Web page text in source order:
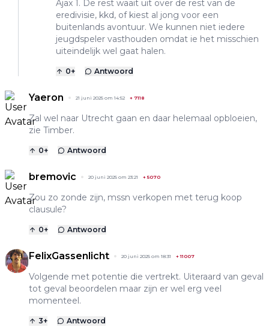
Ajax 1. De rest waait uit over de rest van de
eredivisie, kkd, of kiest al jong voor een
buitenlands avontuur. We kunnen niet iedere
jeugdspeler vasthouden omdat ie het misschien
uiteindelijk wel gaat halen.
0+ Antwoord
Yaeron 21 juni 2025 om 14:52 + 7118
Zal wel naar Utrecht gaan en daar helemaal opbloeien,
zie Timber.
0+ Antwoord
bremovic 20 juni 2025 om 23:21 +5070
Zou zo zonde zijn, mssn verkopen met terug koop
clausule?
0+ Antwoord
FelixGassenlicht 20 juni 2025 om 18:31 +11007
Volgende met potentie die vertrekt. Uiteraard van geval
tot geval beoordelen maar zijn er wel erg veel
momenteel.
3+ Antwoord